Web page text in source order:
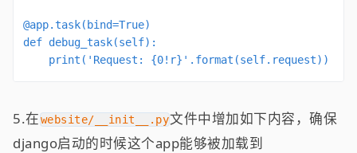
@app.task(bind=True)
def debug_task(self):
    print('Request: {0!r}'.format(self.request))
5.在website/__init__.py文件中增加如下内容，确保
django启动的时候这个app能够被加载到